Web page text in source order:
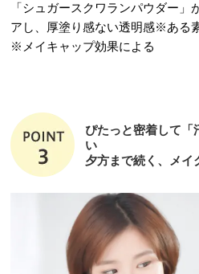
「シュガースクワランパウダー
アし、厚塗り感ない透明感※ある
※メイキャップ効果による
ぴたっと密着して「
い
夕方まで続く、メイ